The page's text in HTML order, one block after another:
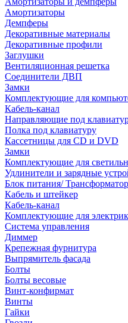
Амортизаторы
Демпферы
Декоративные материалы
Декоративные профили
Заглушки
Вентиляционная решетка
Соединители ДВП
Замки
Комплектующие для
Кабель-канал
Направляющие под
Полка под клавиатуру
Кассетницы для CD и DVD
Замки
Комплектующие для
Удлинители и зарядные
Блок питания/
Кабель и штейкер
Кабель-канал
Комплектующие для
Система управления
Диммер
Крепежная фурнитура
Выпрямитель фасада
Болты
Болты весовые
Винт-конфирмат
Винты
Гайки